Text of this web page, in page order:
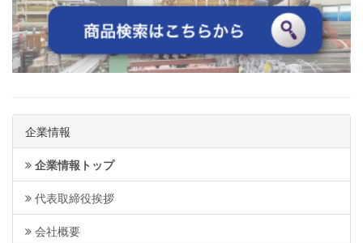
企業情報
企業情報トップ
代表取締役挨拶
会社概要